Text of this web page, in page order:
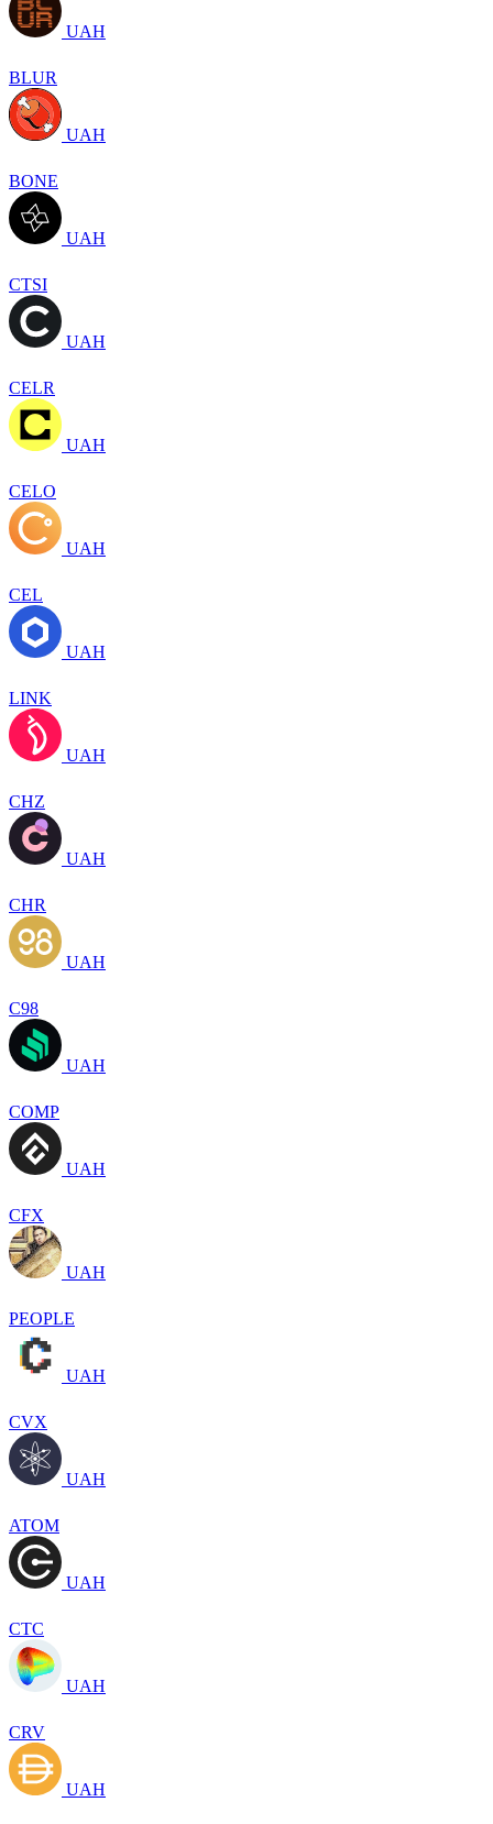
UAH
BLUR
UAH
BONE
UAH
CTSI
UAH
CELR
UAH
CELO
UAH
CEL
UAH
LINK
UAH
CHZ
UAH
CHR
UAH
C98
UAH
COMP
UAH
CFX
UAH
PEOPLE
UAH
CVX
UAH
ATOM
UAH
CTC
UAH
CRV
UAH